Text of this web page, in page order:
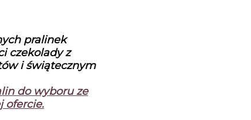
pralinek
czekoladyz
i świątecznym
do wyboru ze
ofercie.